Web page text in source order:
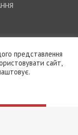
представлення
сайт,